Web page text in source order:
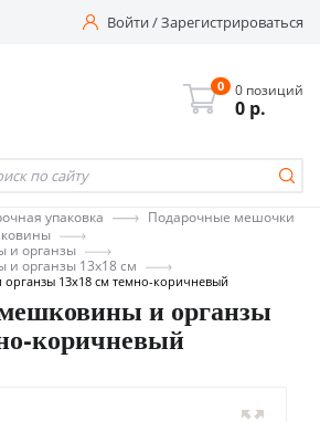
Войти/Зарегистрироваться
0 0 позиций
0 р.
упаковка
Подарочные мешочки
и органзы
органзы 13х18 см
13х18 см темно-коричневый
и органзы
коричневый